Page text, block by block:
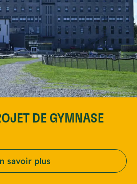
DE GYMNASE
savoir plus